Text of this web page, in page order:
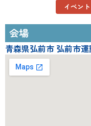
イベン
会場
青森県弘前市 弘前市